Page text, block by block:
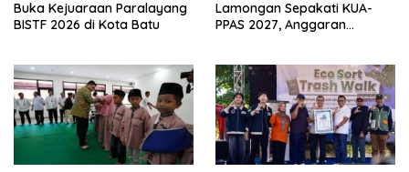
Buka Kejuaraan Paralayang
BISTF 2026 di Kota Batu
Lamongan Sepakati KUA-
PPAS 2027, Anggaran
Pelayanan Publik